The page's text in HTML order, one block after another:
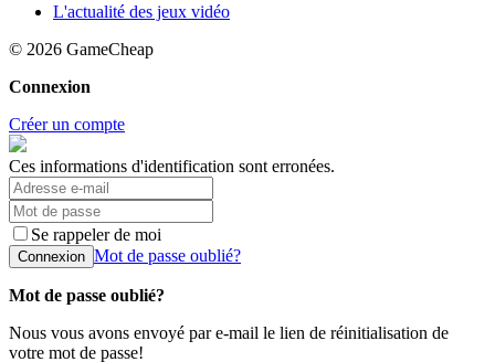
L'actualité des jeux vidéo
© 2026 GameCheap
Connexion
Créer un compte
Ces informations d'identification sont erronées.
Se rappeler de moi
Connexion Mot de passe oublié?
Mot de passe oublié?
Nous vous avons envoyé par e-mail le lien de réinitialisation de
votre mot de passe!